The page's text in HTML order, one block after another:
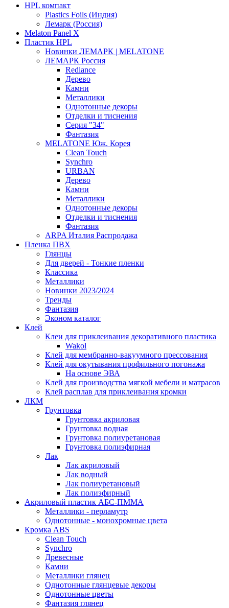
HPL компакт
Plastics Foils (Индия)
Лемарк (Россия)
Melaton Panel X
Пластик HPL
Новинки ЛЕМАРК | MELATONE
ЛЕМАРК Россия
Rediance
Дерево
Камни
Металлики
Однотонные декоры
Отделки и тиснения
Серия "34"
Фантазия
MELATONE Юж. Корея
Clean Touch
Synchro
URBAN
Дерево
Камни
Металлики
Однотонные декоры
Отделки и тиснения
Фантазия
ARPA Италия Распродажа
Пленка ПВХ
Глянцы
Для дверей - Тонкие пленки
Классика
Металлики
Новинки 2023/2024
Тренды
Фантазия
Эконом каталог
Клей
Клеи для приклеивания декоративного пластика
Wakol
Клей для мембранно-вакуумного прессования
Клей для окутывания профильного погонажа
На основе ЭВА
Клей для производства мягкой мебели и матрасов
Клей расплав для приклеивания кромки
ЛКМ
Грунтовка
Грунтовка акриловая
Грунтовка водная
Грунтовка полиуретановая
Грунтовка полиэфирная
Лак
Лак акриловый
Лак водный
Лак полиуретановый
Лак полиэфирный
Акриловый пластик АБС-ПММА
Металлики - перламутр
Однотонные - монохромные цвета
Кромка ABS
Clean Touch
Synchro
Древесные
Камни
Металлики глянец
Однотонные глянцевые декоры
Однотонные цветы
Фантазия глянец